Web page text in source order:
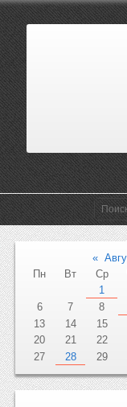
«
Пн
Вт Ср
1
6
7 8
13
14 15
20
21 22
27
28 29